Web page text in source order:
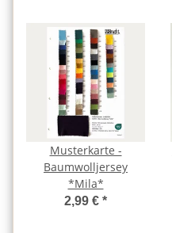
Musterkarte -
Baumwolljersey
*Mila*
2,99 € *